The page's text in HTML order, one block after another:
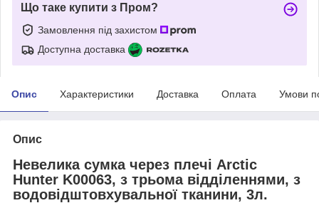
Що таке купити з Пром?
Замовлення під захистом
Доступна доставка
Опис Характеристики Доставка Оплата Умови
Опис
Невелика сумка через плечі Arctic
Hunter K00063, з трьома відділеннями, з
водовідштовхувальної тканини, 3л.